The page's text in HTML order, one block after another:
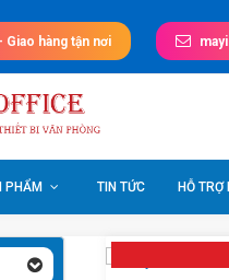
Giao hàng tận nơi
PHẨM TIN TỨC HỖ